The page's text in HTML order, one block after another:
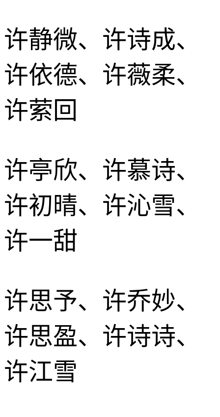
许静微、许诗成、
许依德、许薇柔、
许萦回
许亭欣、许慕诗、
许初晴、许沁雪、
许一甜
许思予、许乔妙、
许思盈、许诗诗、
许江雪